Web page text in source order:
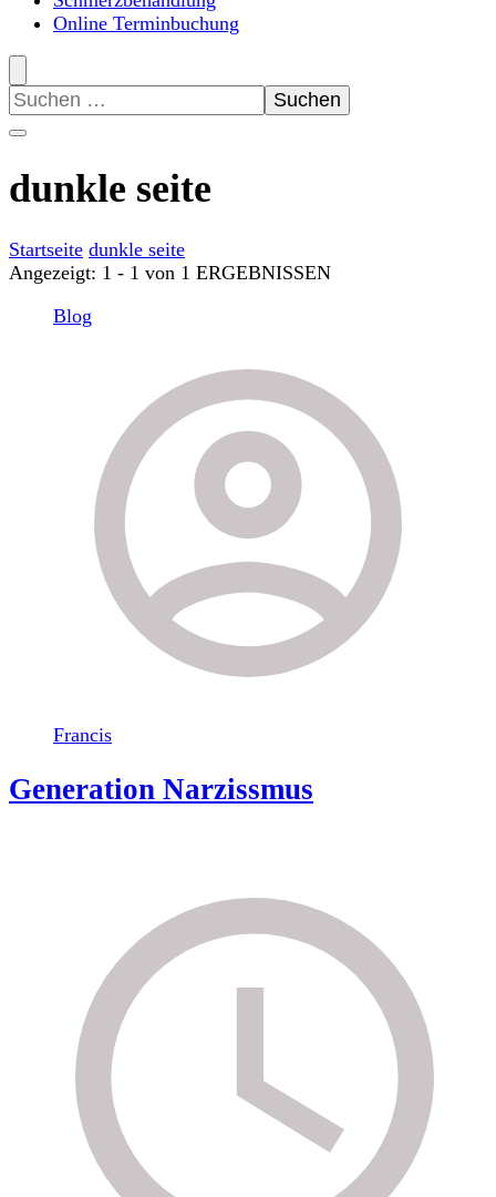
Online Terminbuchung
Suchen
nach:
dunkle seite
Startseite dunkle seite
Angezeigt: 1 - 1 von 1 ERGEBNISSEN
Blog
Francis
Generation Narzissmus